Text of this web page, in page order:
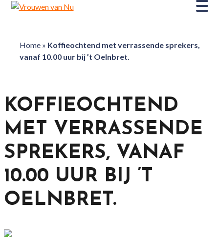
Home» Koffieochtend met verrassende sprekers,
vanaf 10.00 uur bij ’t Oelnbret.
KOFFIEOCHTEND
MET VERRASSENDE
SPREKERS, VANAF
10.00 UUR BIJ ’T
OELNBRET.